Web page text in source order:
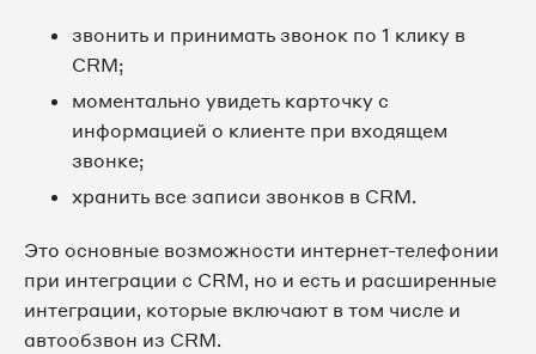
звонить и принимать звонок по 1 клику в
CRM;
моментально увидеть карточку с
информацией о клиенте при входящем
звонке;
хранить все записи звонков в CRM.
Это основные возможности интернет-телефонии
при интеграции с CRM, но и есть и расширенные
интеграции, которые включают в том числе и
автообзвон из CRM.